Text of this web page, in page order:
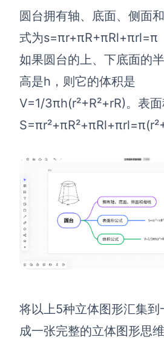
圆台拥有轴、底面、侧面
式为s=πr+πR+πRl+πrl=π
如果圆台的上、下底面的
高是h，则它的体积是
V=1/3πh(r²+R²+rR)。表
将以上5种立体图形汇集到
成一张完整的立体图形思维